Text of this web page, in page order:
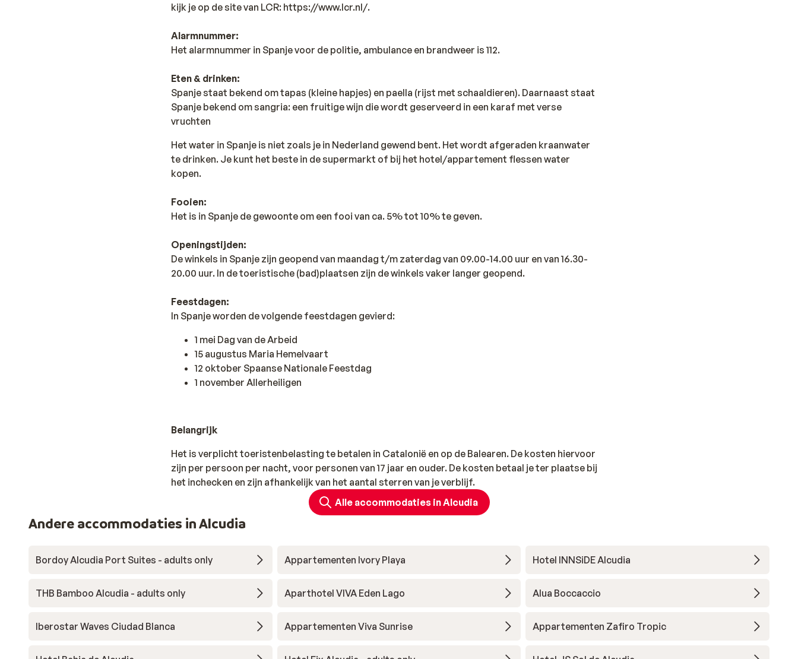
kijk je op de site van LCR: https://www.lcr.nl/.
Alarmnummer:
Het alarmnummer in Spanje voor de politie, ambulance en brandweer is 112.
Eten & drinken:
Spanje staat bekend om tapas (kleine hapjes) en paella (rijst met schaaldieren). Daarnaast staat
Spanje bekend om sangria: een fruitige wijn die wordt geserveerd in een karaf met verse
vruchten
Het water in Spanje is niet zoals je in Nederland gewend bent. Het wordt afgeraden kraanwater
te drinken. Je kunt het beste in de supermarkt of bij het hotel/appartement flessen water
kopen.
Fooien:
Het is in Spanje de gewoonte om een fooi van ca. 5% tot 10% te geven.
Openingstijden:
De winkels in Spanje zijn geopend van maandag t/m zaterdag van 09.00-14.00 uur en van 16.30-
20.00 uur. In de toeristische (bad)plaatsen zijn de winkels vaker langer geopend.
Feestdagen:
In Spanje worden de volgende feestdagen gevierd:
1 mei Dag van de Arbeid
15 augustus Maria Hemelvaart
12 oktober Spaanse Nationale Feestdag
1 november Allerheiligen
Belangrijk
Het is verplicht toeristenbelasting te betalen in Catalonië en op de Balearen. De kosten hiervoor
zijn per persoon per nacht, voor personen van 17 jaar en ouder. De kosten betaal je ter plaatse bij
het inchecken en zijn afhankelijk van het aantal sterren van je verblijf.
Alle accommodaties in Alcudia
Andere accommodaties in Alcudia
Bordoy Alcudia Port Suites - adults only Appartementen Ivory Playa Hotel INNSiDE Alcudia
THB Bamboo Alcudia - adults only Aparthotel VIVA Eden Lago Alua Boccaccio
Iberostar Waves Ciudad Blanca Appartementen Viva Sunrise Appartementen Zafiro Tropic